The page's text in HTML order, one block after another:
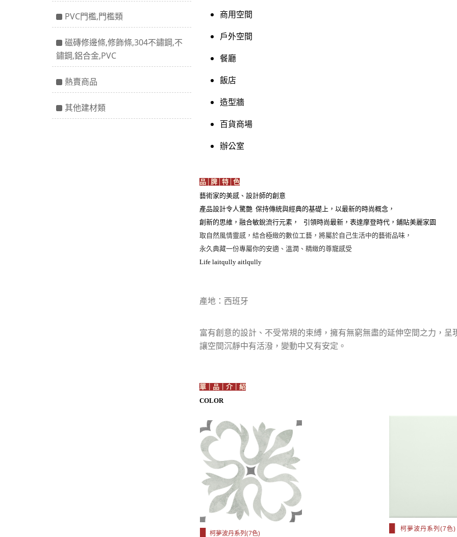
PVC門檻,門檻類
磁磚修邊條,修飾條,304不鏽鋼,不
鏽鋼,鋁合金,PVC
熱賣商品
其他建材類
商用空間
戶外空間
餐廳
飯店
造型牆
百貨商場
辦公室
品│牌│特│色
藝術家的美感、設計師的創意
產品設計令人驚艷 保持傳統與經典的基礎上，以最新的時尚概念，
創新的思維，融合敏銳流行元素， 引領時尚最新，表達摩登時代，鋪貼美麗家園
取自然風情靈感，結合極緻的數位工藝，將屬於自己生活中的藝術品味，
永久典藏一份專屬你的安適、溫潤、精緻的尊寵感受
Life laitqully aitlqully
產地：西班牙
富有創意的設計、不受常規的束縛，擁有無窮無盡的延伸空間之力，呈
讓空間沉靜中有活潑，變動中又有安定。
單｜品｜介｜紹
COLOR
█柯夢波丹系列(7色)
█柯夢波丹系列(7色)